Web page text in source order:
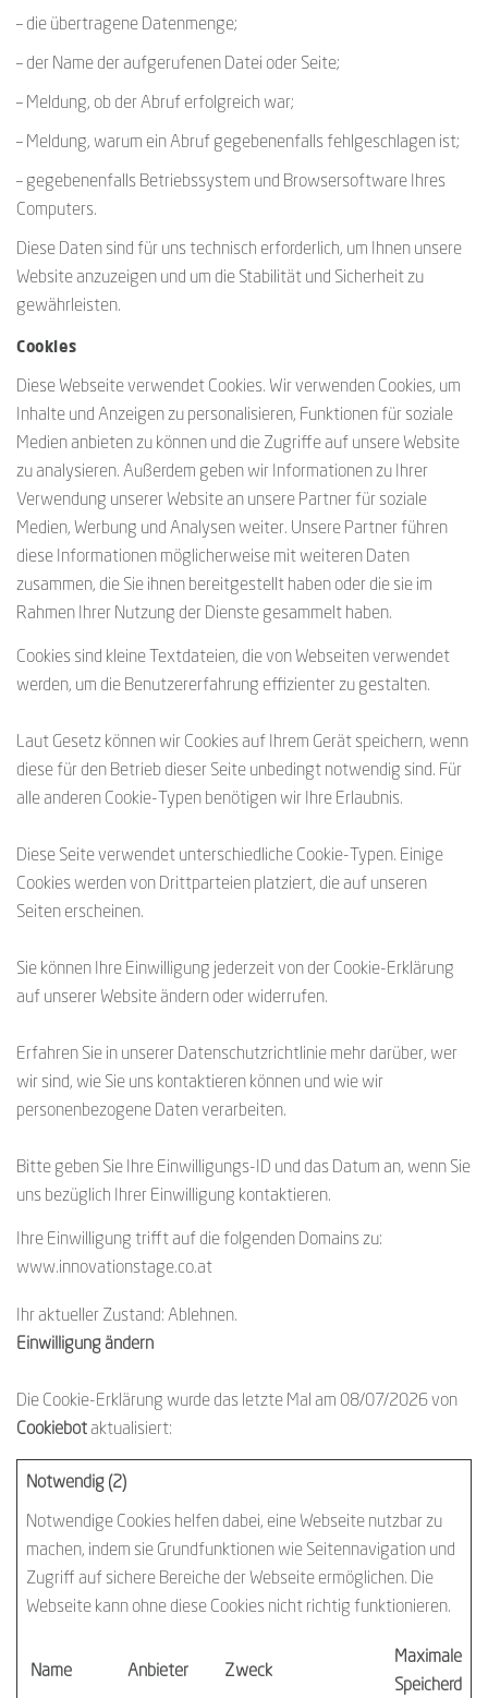
– die übertragene Datenmenge;
– der Name der aufgerufenen Datei oder Seite;
– Meldung, ob der Abruf erfolgreich war;
– Meldung, warum ein Abruf gegebenenfalls fehlgeschlagen ist;
– gegebenenfalls Betriebssystem und Browsersoftware Ihres
Computers.
Diese Daten sind für uns technisch erforderlich, um Ihnen unsere
Website anzuzeigen und um die Stabilität und Sicherheit zu
gewährleisten.
Cookies
Diese Webseite verwendet Cookies. Wir verwenden Cookies, um
Inhalte und Anzeigen zu personalisieren, Funktionen für soziale
Medien anbieten zu können und die Zugriffe auf unsere Website
zu analysieren. Außerdem geben wir Informationen zu Ihrer
Verwendung unserer Website an unsere Partner für soziale
Medien, Werbung und Analysen weiter. Unsere Partner führen
diese Informationen möglicherweise mit weiteren Daten
zusammen, die Sie ihnen bereitgestellt haben oder die sie im
Rahmen Ihrer Nutzung der Dienste gesammelt haben.
Cookies sind kleine Textdateien, die von Webseiten verwendet
werden, um die Benutzererfahrung effizienter zu gestalten.
Laut Gesetz können wir Cookies auf Ihrem Gerät speichern, wenn
diese für den Betrieb dieser Seite unbedingt notwendig sind. Für
alle anderen Cookie-Typen benötigen wir Ihre Erlaubnis.
Diese Seite verwendet unterschiedliche Cookie-Typen. Einige
Cookies werden von Drittparteien platziert, die auf unseren
Seiten erscheinen.
Sie können Ihre Einwilligung jederzeit von der Cookie-Erklärung
auf unserer Website ändern oder widerrufen.
Erfahren Sie in unserer Datenschutzrichtlinie mehr darüber, wer
wir sind, wie Sie uns kontaktieren können und wie wir
personenbezogene Daten verarbeiten.
Bitte geben Sie Ihre Einwilligungs-ID und das Datum an, wenn Sie
uns bezüglich Ihrer Einwilligung kontaktieren.
Ihre Einwilligung trifft auf die folgenden Domains zu:
www.innovationstage.co.at
Ihr aktueller Zustand: Ablehnen.
Einwilligung ändern
Die Cookie-Erklärung wurde das letzte Mal am 08/07/2026 von
Cookiebotaktualisiert:
Notwendig (2)
Notwendige Cookies helfen dabei, eine Webseite nutzbar zu
machen, indem sie Grundfunktionen wie Seitennavigation und
Zugriff auf sichere Bereiche der Webseite ermöglichen. Die
Webseite kann ohne diese Cookies nicht richtig funktionieren.
Name Anbieter Zweck
Maximale